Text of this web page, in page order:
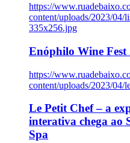
https://
content/uploads/2023/04/
335x256.jpg
Enóphilo Wine Fest
https://
content/uploads/2023/04/
Le Petit Chef – a
interativa chega ao
Spa